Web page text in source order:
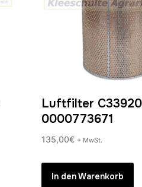
Luftfilter
0000773671
135,00€ + MwSt.
In den Warenkorb